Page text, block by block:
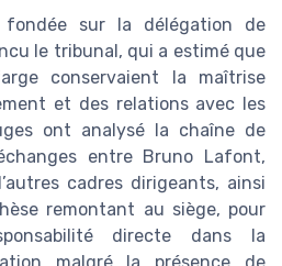
sur la délégation de
le tribunal, qui a estimé que
conservaient la maîtrise
et des relations avec les
ont analysé la chaîne de
entre Bruno Lafont,
cadres dirigeants, ainsi
remontant au siège, pour
directe dans la
malgré la présence de